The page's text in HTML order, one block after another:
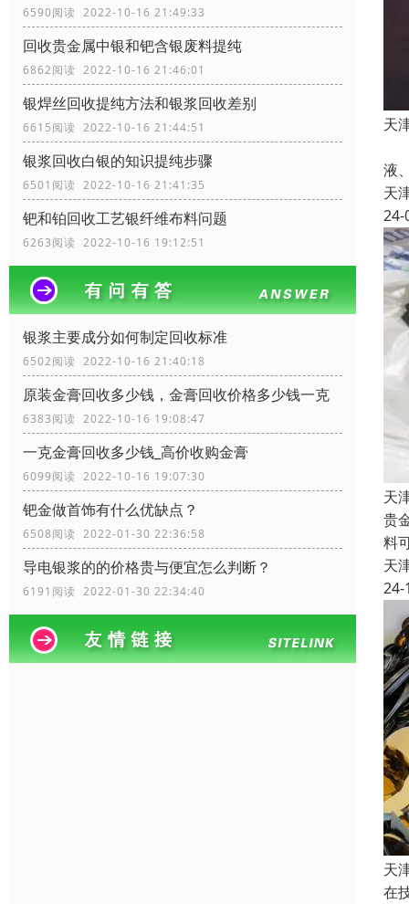
6590阅读 2022-10-16 21:49:33
回收贵金属中银和钯含银废料提纯
6862阅读 2022-10-16 21:46:01
银焊丝回收提纯方法和银浆回收差别
6615阅读 2022-10-16 21:44:51
银浆回收白银的知识提纯步骤
6501阅读 2022-10-16 21:41:35
钯和铂回收工艺银纤维布料问题
6263阅读 2022-10-16 19:12:51
银浆主要成分如何制定回收标准
6502阅读 2022-10-16 21:40:18
原装金膏回收多少钱，金膏回收价格多少钱一克
6383阅读 2022-10-16 19:08:47
一克金膏回收多少钱_高价收购金膏
6099阅读 2022-10-16 19:07:30
钯金做首饰有什么优缺点？
6508阅读 2022-01-30 22:36:58
导电银浆的的价格贵与便宜怎么判断？
6191阅读 2022-01-30 22:34:40
天
液
天
24-
天
贵
料
天
24-
天
在